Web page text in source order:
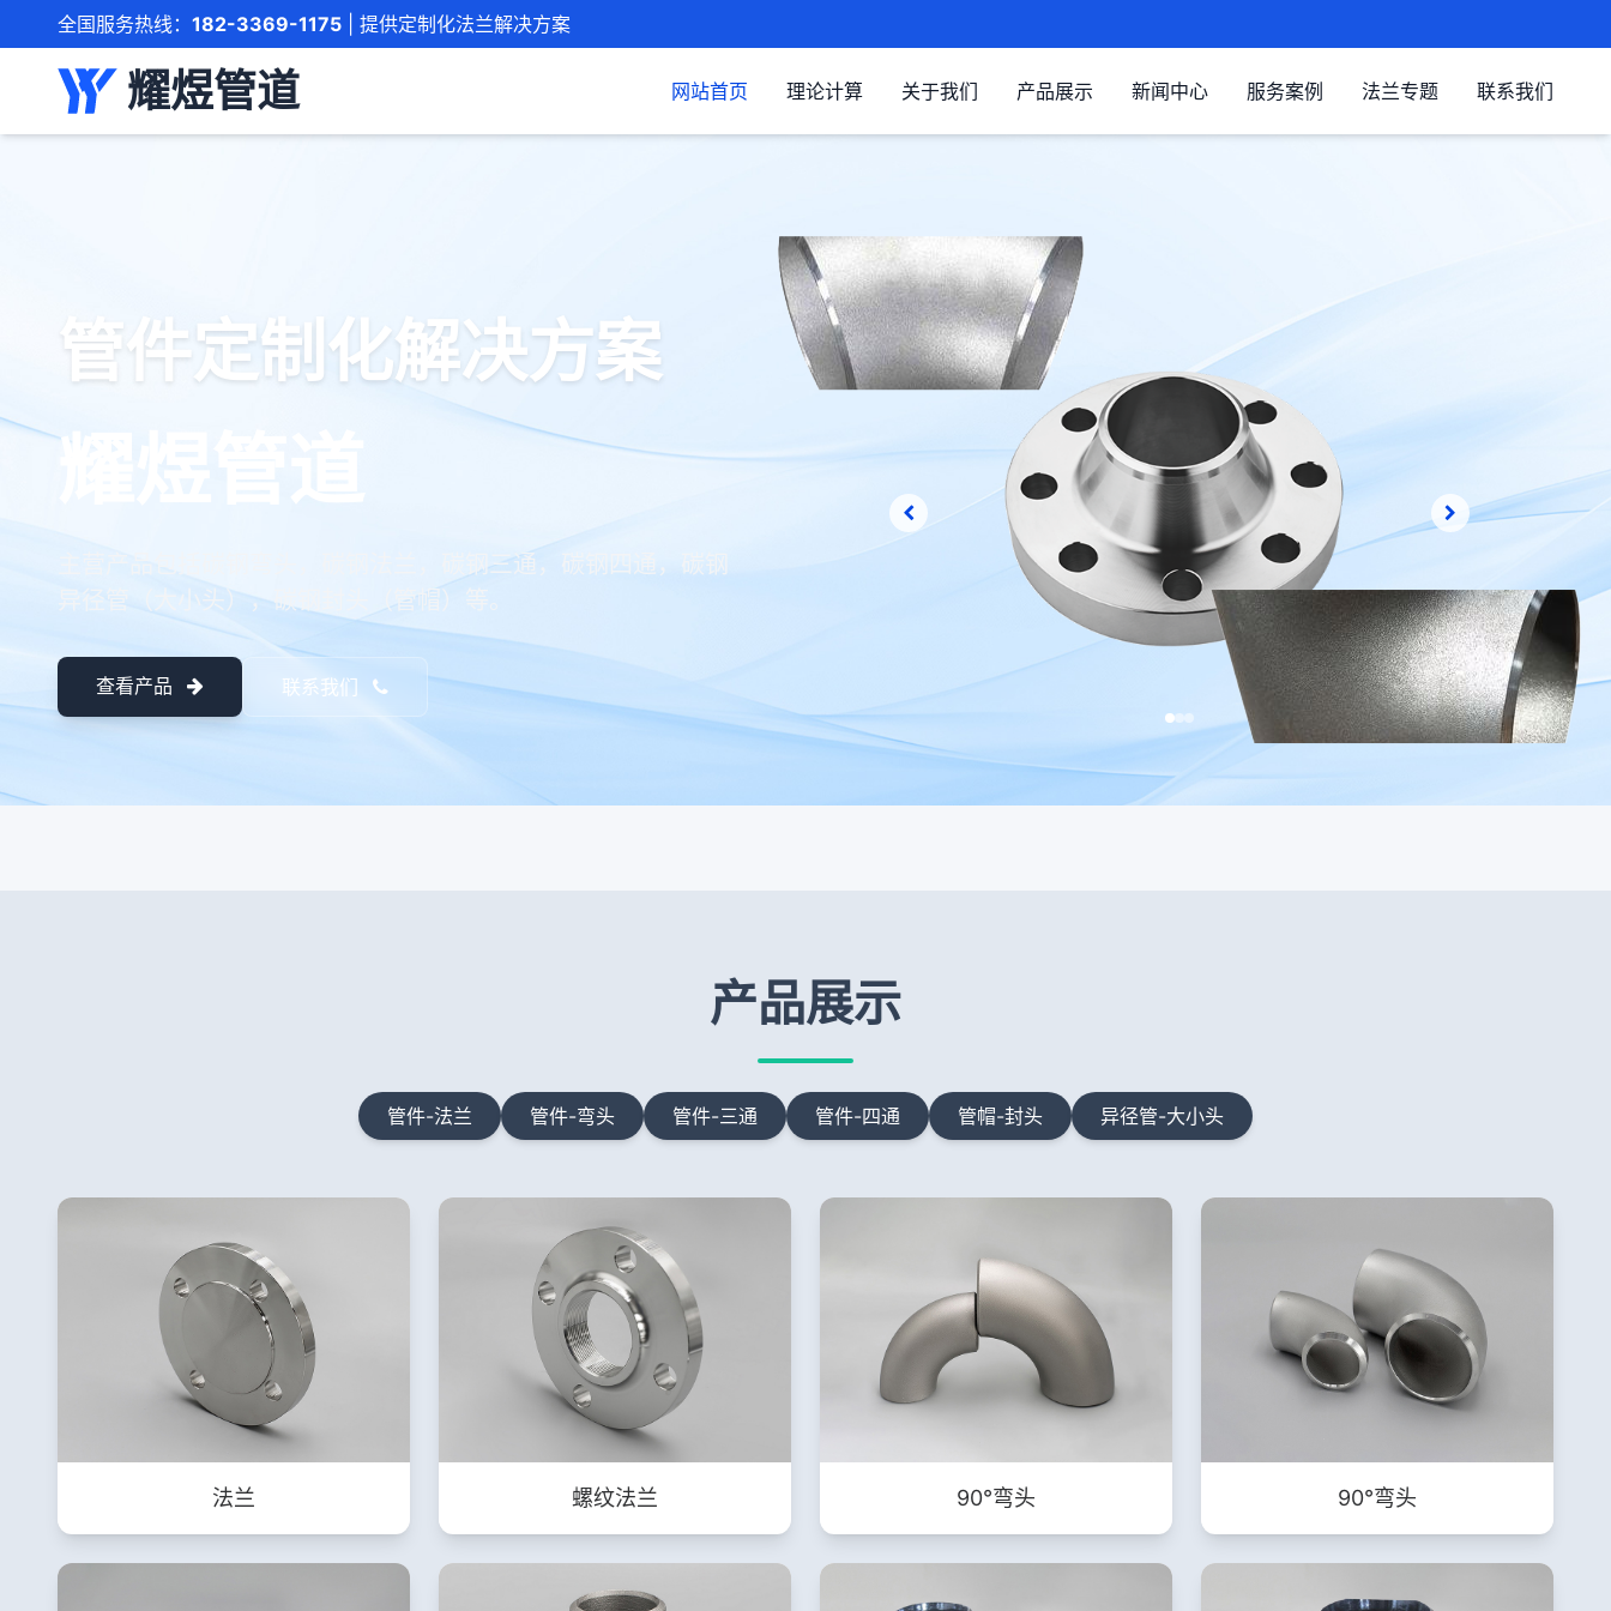
全国服务热线： 182-3369-1175 | 提供定制化法兰解决方案
耀煜管道 网站首页 理论计算 关于我们 产品展示 新闻中心 服务案例 法兰专题 联系我们
管件定制化解决方案
耀煜管道
主营产品包括碳钢弯头，碳钢法兰，碳钢三通，碳钢四通，碳钢
异径管（大小头），碳钢封头（管帽）等。
查看产品 联系我们
产品展示
管件-法兰 管件-弯头 管件-三通 管件-四通 管帽-封头 异径管-大小头
法兰 螺纹法兰 90°弯头 90°弯头